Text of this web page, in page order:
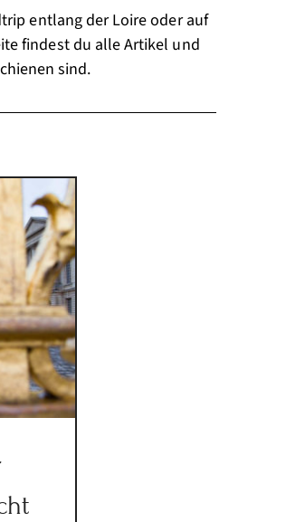
entlang der Loire oder auf
findest du alle Artikel und
sind.